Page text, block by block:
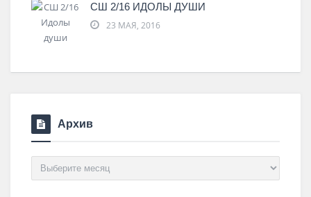
СШ 2/16 ИДОЛЫ ДУШИ
23 МАЯ, 2016
Архив
Архив